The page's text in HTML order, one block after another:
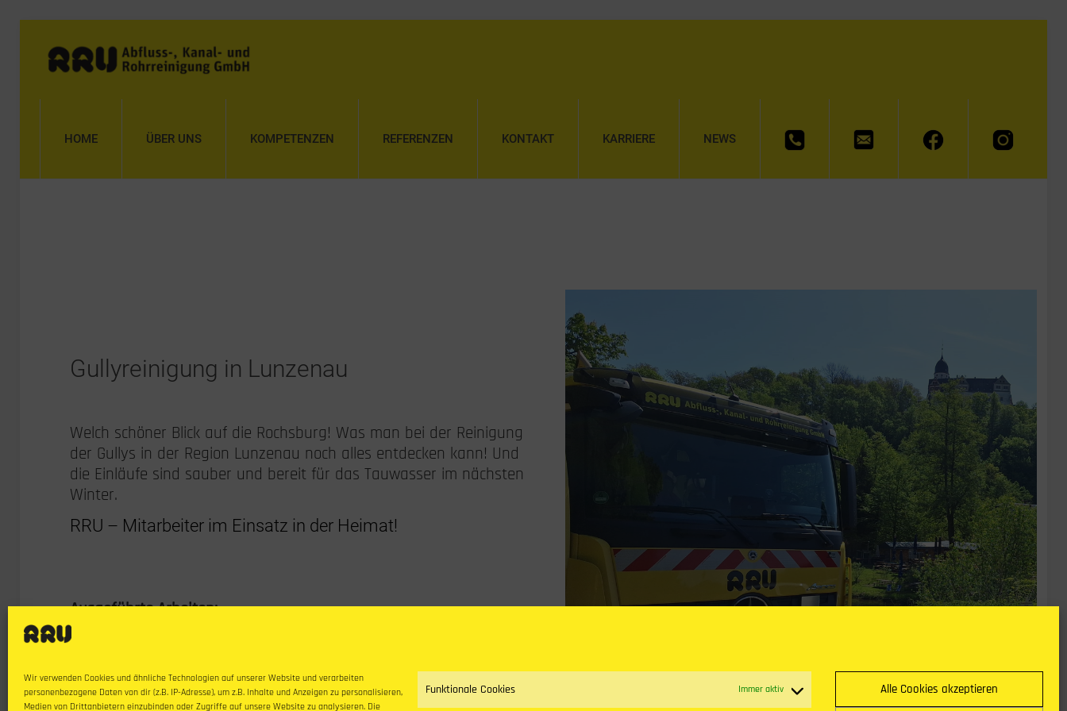
Wir verwenden Cookies und ähnliche Technologien auf unserer Website und verarbeiten
personenbezogene Daten von dir (z.B. IP-Adresse), um z.B. Inhalte und Anzeigen zu personalisieren,
Medien von Drittanbietern einzubinden oder Zugriffe auf unsere Website zu analysieren. Die
Funktionale Cookies Immer aktiv Alle Cookies akzeptieren
HOME ÜBER UNS KOMPETENZEN REFERENZEN KONTAKT KARRIERE NEWS FON: +49 371 51 55 53MAIL: info@rru-chemnitz.de
Facebook
Gullyreinigung in Lunzenau
Welch schöner Blick auf die Rochsburg! Was man bei der Reinigung
der Gullys in der Region Lunzenau noch alles entdecken kann! Und
die Einläufe sind sauber und bereit für das Tauwasser im nächsten
Winter.
RRU – Mitarbeiter im Einsatz in der Heimat!
Ausgeführte Arbeiten: